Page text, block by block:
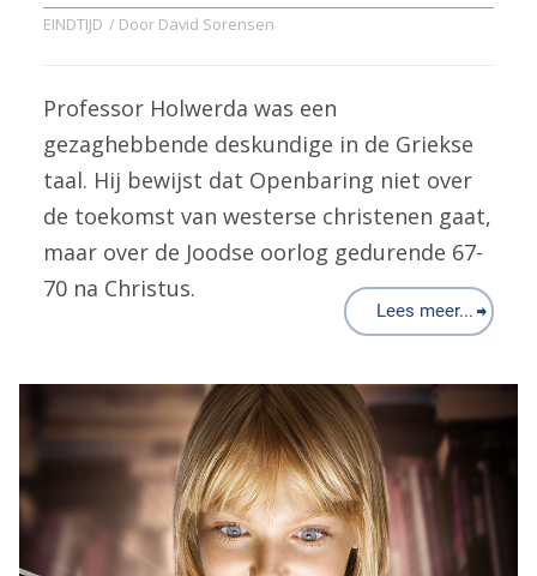
EINDTIJD / Door David Sorensen
Professor Holwerda was een
gezaghebbende deskundige in de Griekse
taal. Hij bewijst dat Openbaring niet over
de toekomst van westerse christenen gaat,
maar over de Joodse oorlog gedurende 67-
70 na Christus.
Lees meer...